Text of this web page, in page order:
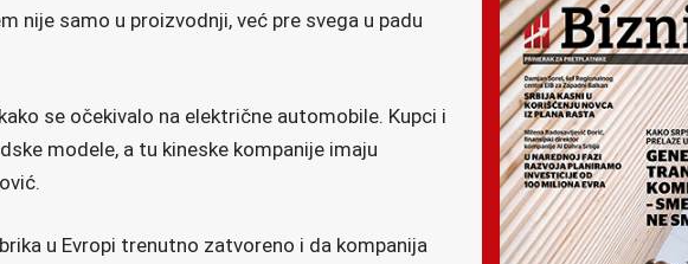
nije samo u proizvodnji, već pre svega u padu
se očekivalo na električne automobile. Kupci i
modele, a tu kineske kompanije imaju
u Evropi trenutno zatvoreno i da kompanija